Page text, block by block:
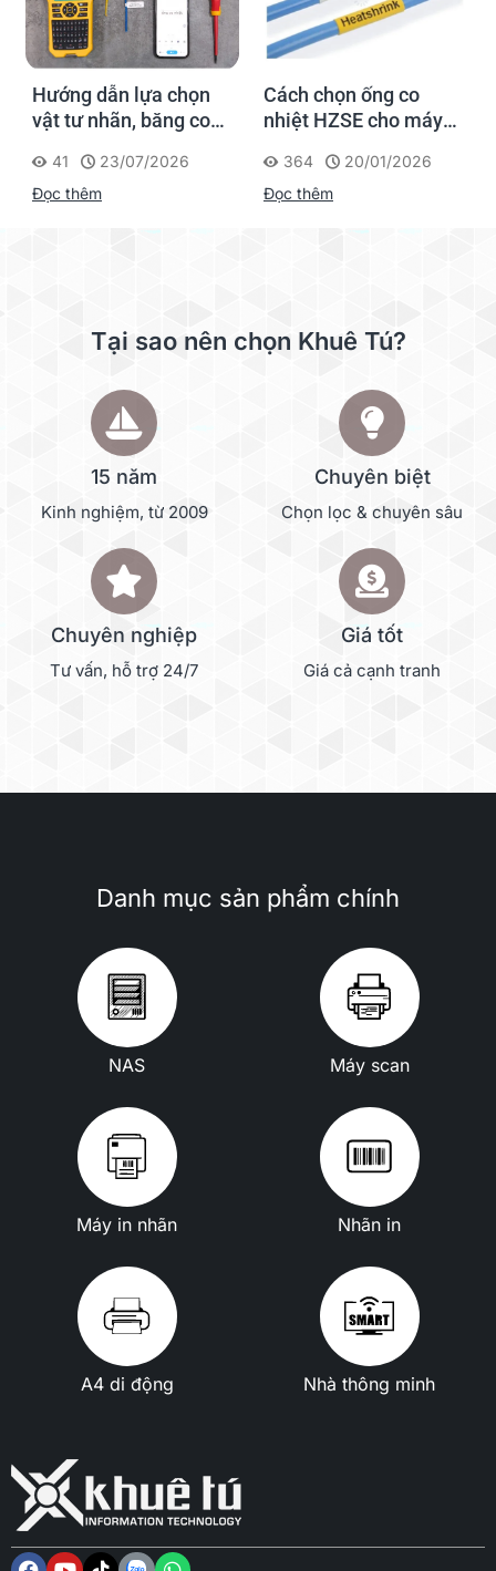
Hướng dẫn lựa chọn
vật tư nhãn, băng co
Supvan G15M Pro
41
23/07/2026
Đọc thêm
Cách chọn ống co
nhiệt HZSE cho máy in
364
20/01/2026
Đọc thêm
Tại sao nên chọn Khuê Tú?
15 năm
Kinh nghiệm, từ 2009
Chuyên biệt
Chọn lọc & chuyên sâu
Chuyên nghiệp
Tư vấn, hỗ trợ 24/7
Giá tốt
Giá cả cạnh tranh
Danh mục sản phẩm chính
NAS Máy scan
Máy in nhãn Nhãn in
A4 di động Nhà thông minh